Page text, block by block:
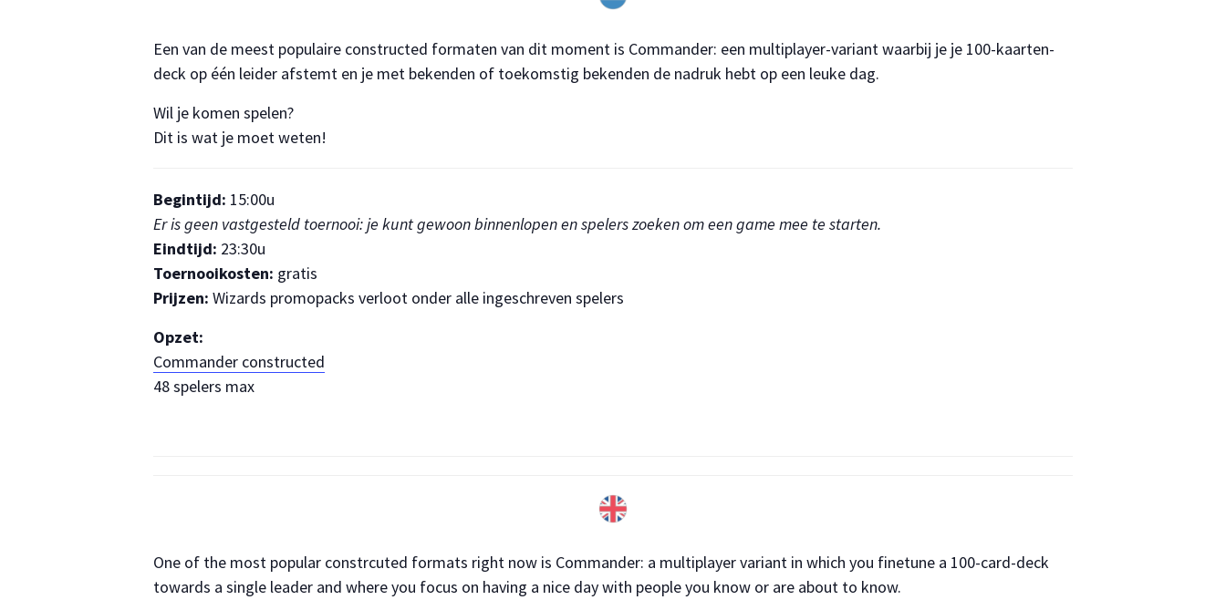
Een van de meest populaire constructed formaten van dit moment is Commander: een multiplayer-variant waarbij je je 100-kaarten-
deck op één leider afstemt en je met bekenden of toekomstig bekenden de nadruk hebt op een leuke dag.
Wil je komen spelen?
Dit is wat je moet weten!
Begintijd: 15:00u
Er is geen vastgesteld toernooi: je kunt gewoon binnenlopen en spelers zoeken om een game mee te starten.
Eindtijd: 23:30u
Toernooikosten: gratis
Prijzen: Wizards promopacks verloot onder alle ingeschreven spelers
Opzet:
Commander constructed
48 spelers max
One of the most popular constrcuted formats right now is Commander: a multiplayer variant in which you finetune a 100-card-deck
towards a single leader and where you focus on having a nice day with people you know or are about to know.